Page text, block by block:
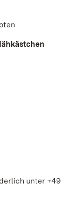
unter +49